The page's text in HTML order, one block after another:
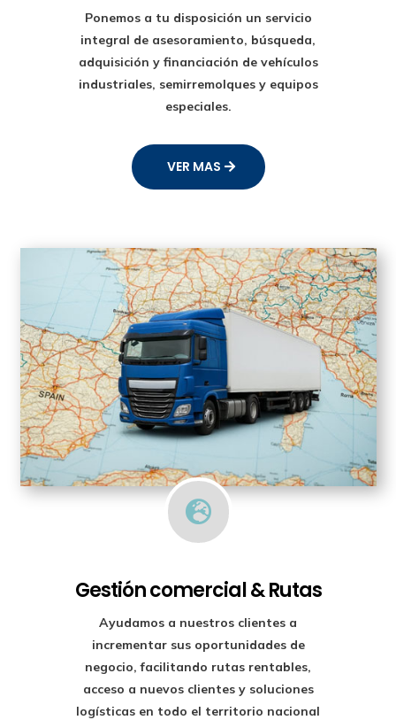
Ponemos a tu disposición un servicio
integral de asesoramiento, búsqueda,
adquisición y financiación de vehículos
industriales, semirremolques y equipos
especiales.
VER MAS

Gestión comercial & Rutas
Ayudamos a nuestros clientes a
incrementar sus oportunidades de
negocio, facilitando rutas rentables,
acceso a nuevos clientes y soluciones
logísticas en todo el territorio nacional